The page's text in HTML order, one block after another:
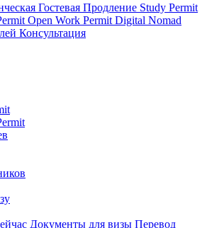
Гостевая Продление Study Permit
Open Work Permit Digital Nomad
Консультация
Документы для визы Перевод